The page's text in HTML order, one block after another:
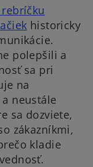
rebríčku
historicky
polepšili a
sa pri
na
neustále
sa dozviete,
zákazníkmi,
kladie